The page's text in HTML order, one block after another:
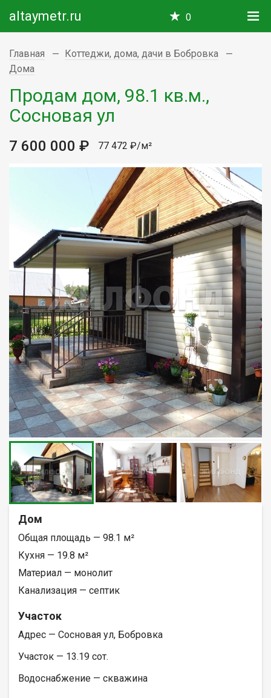
altaymetr.ru 0
Главная
Коттеджи, дома, дачи в Бобровка
Дома
Продам дом, 98.1 кв.м.,
Сосновая ул
7 600 000 ₽ 77 472 ₽/м²
Дом
Общая площадь — 98.1 м²
Кухня — 19.8 м²
Материал — монолит
Канализация — септик
Участок
Адрес — Сосновая ул, Бобровка
Участок — 13.19 сот.
Водоснабжение — скважина